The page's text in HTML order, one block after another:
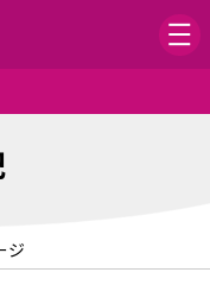
ジ